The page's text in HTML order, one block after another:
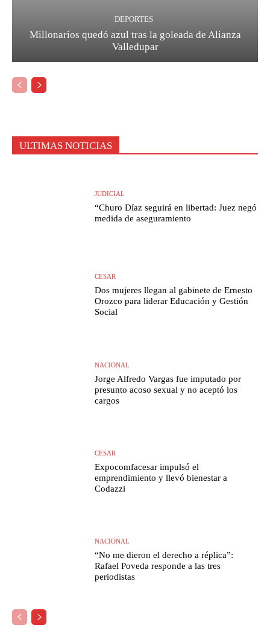
DEPORTES
Millonarios quedó azul tras la goleada de Alianza
Valledupar
ULTIMAS NOTICIAS
JUDICIAL
“Churo Díaz seguirá en libertad: Juez negó
medida de aseguramiento
CESAR
Dos mujeres llegan al gabinete de Ernesto
Orozco para liderar Educación y Gestión
Social
NACIONAL
Jorge Alfredo Vargas fue imputado por
presunto acoso sexual y no aceptó los
cargos
CESAR
Expocomfacesar impulsó el
emprendimiento y llevó bienestar a
Codazzi
NACIONAL
“No me dieron el derecho a réplica”:
Rafael Poveda responde a las tres
periodistas